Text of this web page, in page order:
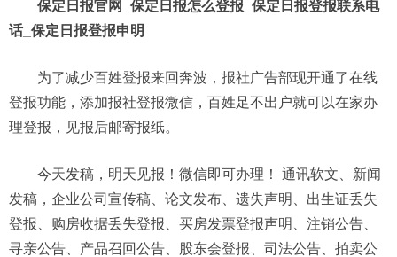
保定日报官网_保定日报怎么登报_保定日报登报联系电
话_保定日报登报申明
为了减少百姓登报来回奔波，报社广告部现开通了在线
登报功能，添加报社登报微信，百姓足不出户就可以在家办
理登报，见报后邮寄报纸。
今天发稿，明天见报！微信即可办理！ 通讯软文、新闻
发稿，企业公司宣传稿、论文发布、遗失声明、出生证丢失
登报、购房收据丢失登报、买房发票登报声明、注销公告、
寻亲公告、产品召回公告、股东会登报、司法公告、拍卖公